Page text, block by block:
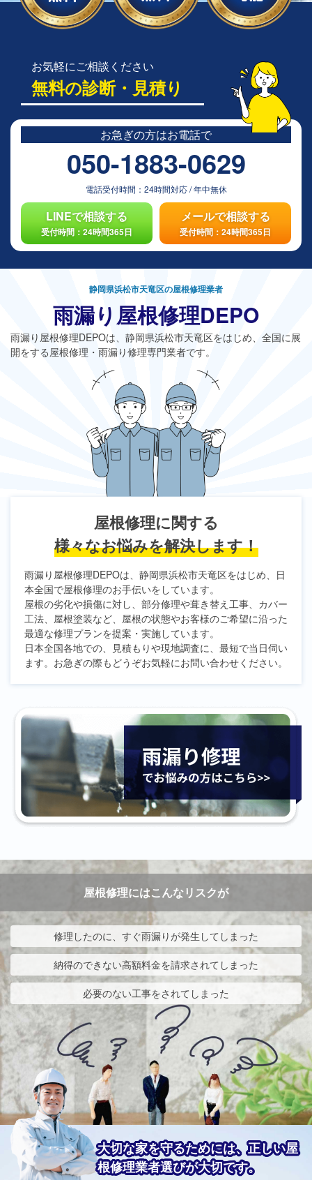
お気軽にご相談ください
無料の診断・見積り
お急ぎの方はお電話で
050-1883-0629
電話受付時間： 24時間対応/年中無休
LINEで相談する
受付時間：24時間365日
メールで相談する
受付時間：24時間365日
静岡県浜松市天竜区の屋根修理業者
雨漏り屋根修理DEPO
雨漏り屋根修理DEPOは、静岡県浜松市天竜区をはじめ、全国に展
開をする屋根修理・雨漏り修理専門業者です。
屋根修理に関する
様々なお悩みを解決します！
雨漏り屋根修理DEPOは、静岡県浜松市天竜区をはじめ、日
本全国で屋根修理のお手伝いをしています。
屋根の劣化や損傷に対し、部分修理や葺き替え工事、カバー
工法、屋根塗装など、屋根の状態やお客様のご希望に沿った
最適な修理プランを提案・実施しています。
日本全国各地での、見積もりや現地調査に、最短で当日伺い
ます。お急ぎの際もどうぞお気軽にお問い合わせください。
屋根修理にはこんなリスクが
修理したのに、すぐ雨漏りが発生してしまった
納得のできない高額料金を請求されてしまった
必要のない工事をされてしまった
大切な家を守るためには、正しい屋
根修理業者選びが大切です。